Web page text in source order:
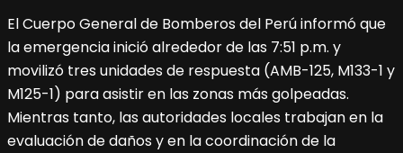
El Cuerpo General de Bomberos del Perú informó que
la emergencia inició alrededor de las 7:51 p.m. y
movilizó tres unidades de respuesta (AMB-125, M133-1 y
M125-1) para asistir en las zonas más golpeadas.
Mientras tanto, las autoridades locales trabajan en la
evaluación de daños y en la coordinación de la